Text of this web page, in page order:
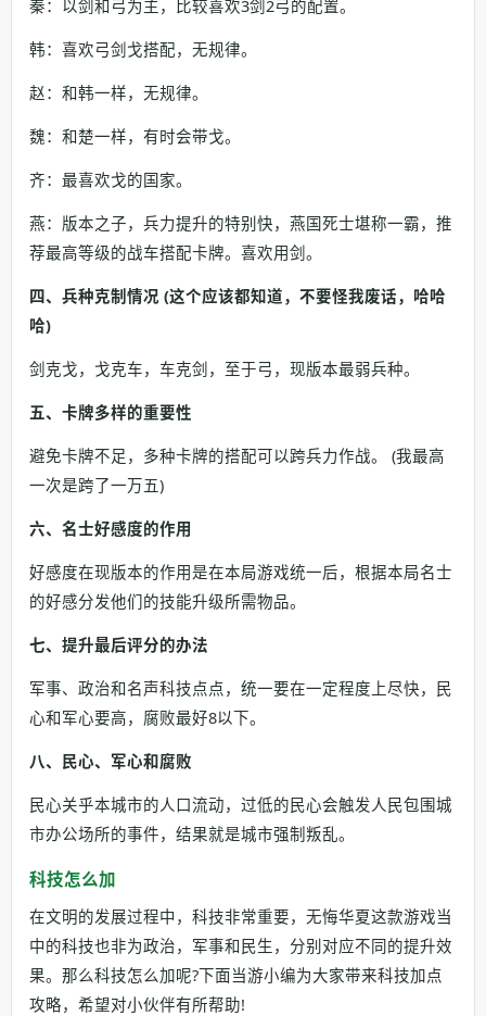
秦：以剑和弓为主，比较喜欢3剑2弓的配置。
韩：喜欢弓剑戈搭配，无规律。
赵：和韩一样，无规律。
魏：和楚一样，有时会带戈。
齐：最喜欢戈的国家。
燕：版本之子，兵力提升的特别快，燕国死士堪称一霸，推
荐最高等级的战车搭配卡牌。喜欢用剑。
四、兵种克制情况 (这个应该都知道，不要怪我废话，哈哈
哈)
剑克戈，戈克车，车克剑，至于弓，现版本最弱兵种。
五、卡牌多样的重要性
避免卡牌不足，多种卡牌的搭配可以跨兵力作战。 (我最高
一次是跨了一万五)
六、名士好感度的作用
好感度在现版本的作用是在本局游戏统一后，根据本局名士
的好感分发他们的技能升级所需物品。
七、提升最后评分的办法
军事、政治和名声科技点点，统一要在一定程度上尽快，民
心和军心要高，腐败最好8以下。
八、民心、军心和腐败
民心关乎本城市的人口流动，过低的民心会触发人民包围城
市办公场所的事件，结果就是城市强制叛乱。
科技怎么加
在文明的发展过程中，科技非常重要，无悔华夏这款游戏当
中的科技也非为政治，军事和民生，分别对应不同的提升效
果。那么科技怎么加呢?下面当游小编为大家带来科技加点
攻略，希望对小伙伴有所帮助!